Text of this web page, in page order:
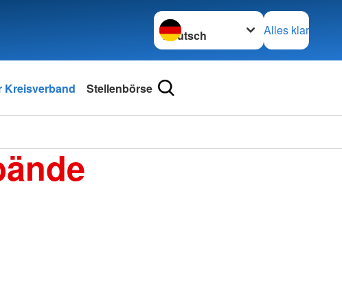
Sprache wechseln zu
Alles klar
Kreisverband Stellenbörse